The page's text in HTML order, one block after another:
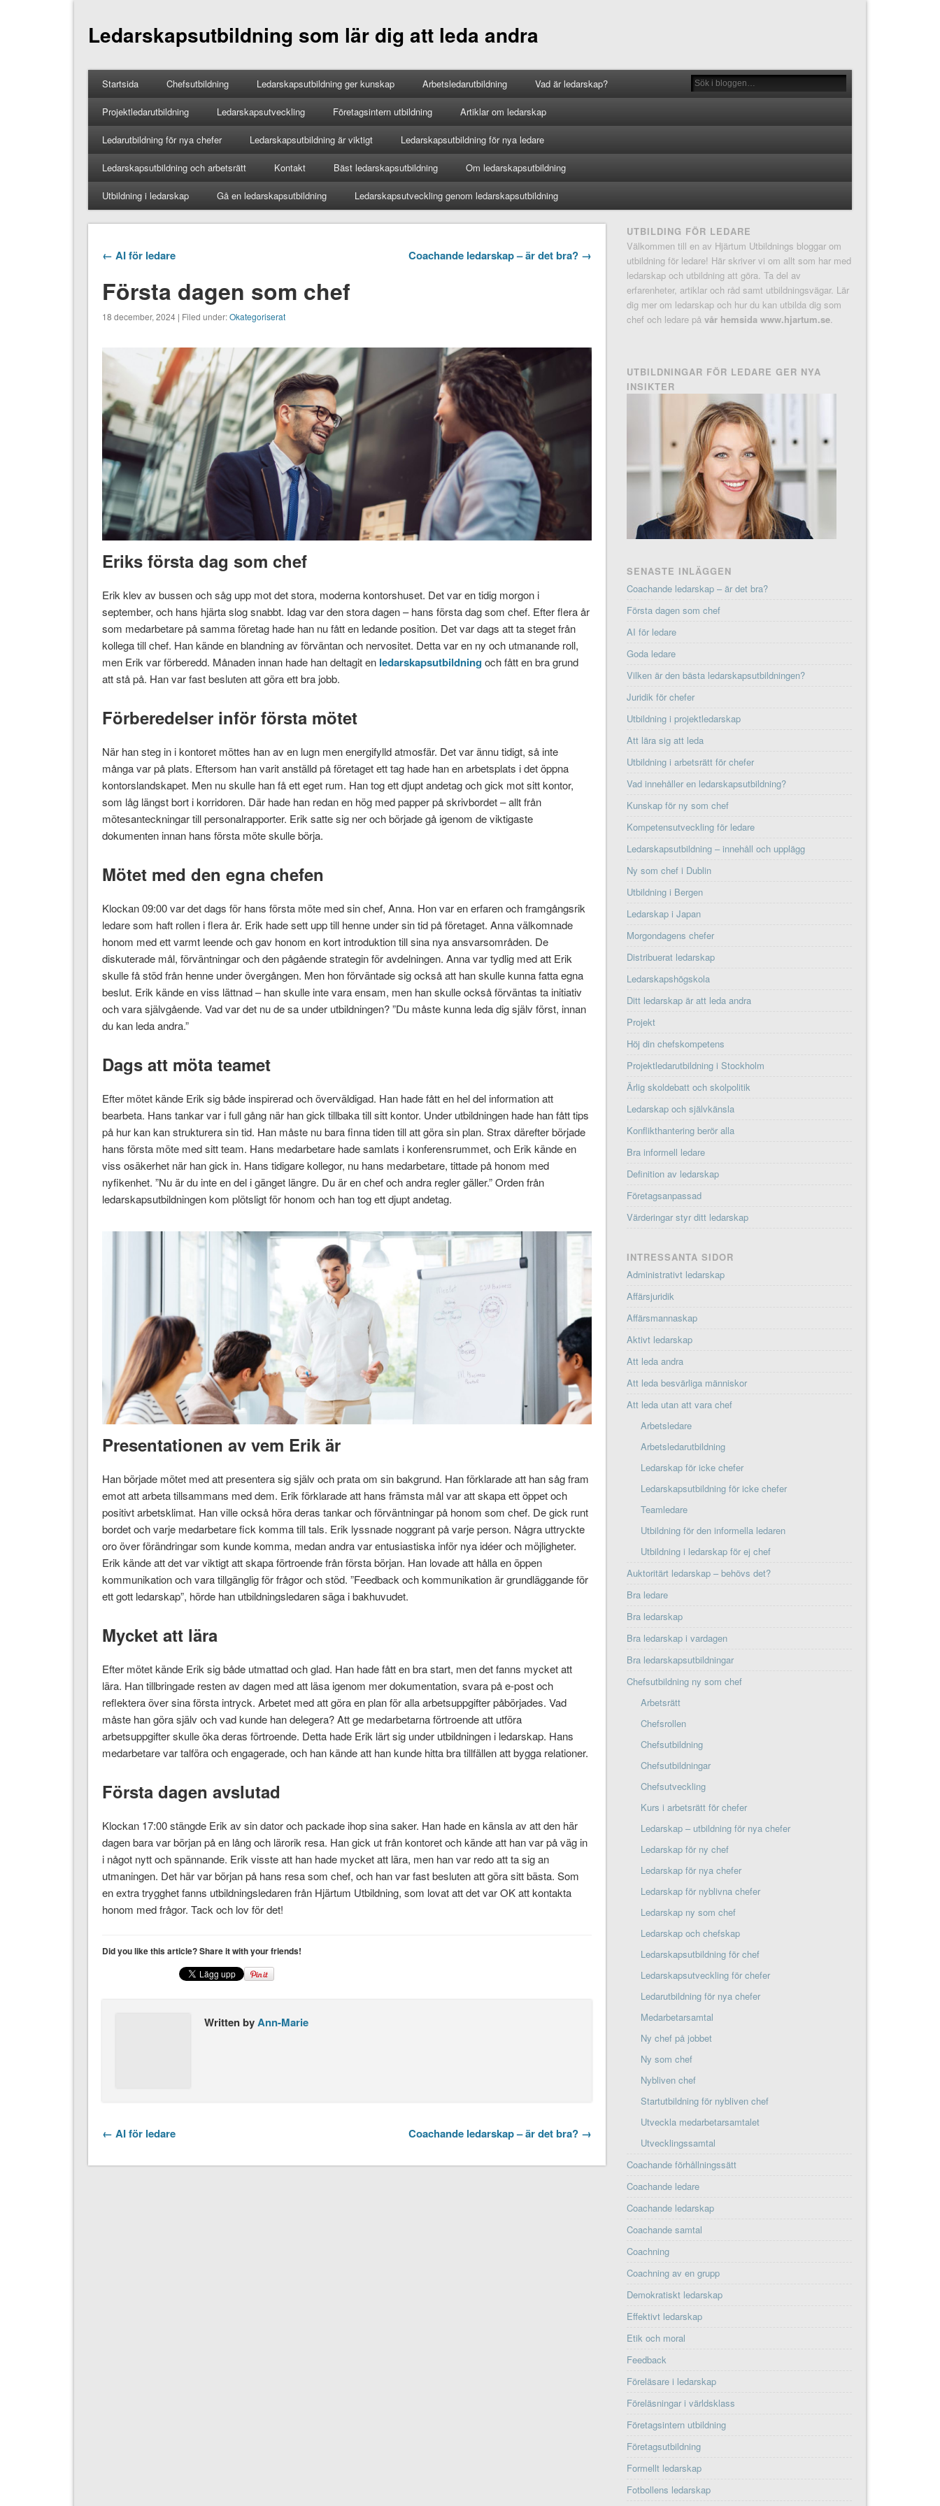
Ledarskapsutbildning som lär dig att leda andra
Startsida Chefsutbildning Ledarskapsutbildning ger kunskap Arbetsledarutbildning Vad är ledarskap?
Projektledarutbildning Ledarskapsutveckling Företagsintern utbildning Artiklar om ledarskap
Ledarutbildning för nya chefer Ledarskapsutbildning är viktigt Ledarskapsutbildning för nya ledare
Ledarskapsutbildning och arbetsrätt Kontakt Bäst ledarskapsutbildning Om ledarskapsutbildning
Utbildning i ledarskap Gå en ledarskapsutbildning Ledarskapsutveckling genom ledarskapsutbildning
← AI för ledare Coachande ledarskap – är det bra? →
Första dagen som chef
18 december, 2024 | Filed under:Okategoriserat
Eriks första dag som chef
Erik klev av bussen och såg upp mot det stora, moderna kontorshuset. Det var en tidig morgon i
september, och hans hjärta slog snabbt. Idag var den stora dagen – hans första dag som chef. Efter flera år
som medarbetare på samma företag hade han nu fått en ledande position. Det var dags att ta steget från
kollega till chef. Han kände en blandning av förväntan och nervositet. Detta var en ny och utmanande roll,
men Erik var förberedd. Månaden innan hade han deltagit en ledarskapsutbildningoch fått en bra grund
att stå på. Han var fast besluten att göra ett bra jobb.
Förberedelser inför första mötet
När han steg in i kontoret möttes han av en lugn men energifylld atmosfär. Det var ännu tidigt, så inte
många var på plats. Eftersom han varit anställd på företaget ett tag hade han en arbetsplats i det öppna
kontorslandskapet. Men nu skulle han få ett eget rum. Han tog ett djupt andetag och gick mot sitt kontor,
som låg längst bort i korridoren. Där hade han redan en hög med papper på skrivbordet – allt från
mötesanteckningar till personalrapporter. Erik satte sig ner och började gå igenom de viktigaste
dokumenten innan hans första möte skulle börja.
Mötet med den egna chefen
Klockan 09:00 var det dags för hans första möte med sin chef, Anna. Hon var en erfaren och framgångsrik
ledare som haft rollen i flera år. Erik hade sett upp till henne under sin tid på företaget. Anna välkomnade
honom med ett varmt leende och gav honom en kort introduktion till sina nya ansvarsområden. De
diskuterade mål, förväntningar och den pågående strategin för avdelningen. Anna var tydlig med att Erik
skulle få stöd från henne under övergången. Men hon förväntade sig också att han skulle kunna fatta egna
beslut. Erik kände en viss lättnad – han skulle inte vara ensam, men han skulle också förväntas ta initiativ
och vara självgående. Vad var det nu de sa under utbildningen? ”Du måste kunna leda dig själv först, innan
du kan leda andra.”
Dags att möta teamet
Efter mötet kände Erik sig både inspirerad och överväldigad. Han hade fått en hel del information att
bearbeta. Hans tankar var i full gång när han gick tillbaka till sitt kontor. Under utbildningen hade han fått tips
på hur kan kan strukturera sin tid. Han måste nu bara finna tiden till att göra sin plan. Strax därefter började
hans första möte med sitt team. Hans medarbetare hade samlats i konferensrummet, och Erik kände en
viss osäkerhet när han gick in. Hans tidigare kollegor, nu hans medarbetare, tittade på honom med
nyfikenhet. ”Nu är du inte en del i gänget längre. Du är en chef och andra regler gäller.” Orden från
ledarskapsutbildningen kom plötsligt för honom och han tog ett djupt andetag.
Presentationen av vem Erik är
Han började mötet med att presentera sig själv och prata om sin bakgrund. Han förklarade att han såg fram
emot att arbeta tillsammans med dem. Erik förklarade att hans främsta mål var att skapa ett öppet och
positivt arbetsklimat. Han ville också höra deras tankar och förväntningar på honom som chef. De gick runt
bordet och varje medarbetare fick komma till tals. Erik lyssnade noggrant på varje person. Några uttryckte
oro över förändringar som kunde komma, medan andra var entusiastiska inför nya idéer och möjligheter.
Erik kände att det var viktigt att skapa förtroende från första början. Han lovade att hålla en öppen
kommunikation och vara tillgänglig för frågor och stöd. ”Feedback och kommunikation är grundläggande för
ett gott ledarskap”, hörde han utbildningsledaren säga i bakhuvudet.
Mycket att lära
Efter mötet kände Erik sig både utmattad och glad. Han hade fått en bra start, men det fanns mycket att
lära. Han tillbringade resten av dagen med att läsa igenom mer dokumentation, svara på e-post och
reflektera över sina första intryck. Arbetet med att göra en plan för alla arbetsuppgifter påbörjades. Vad
måste han göra själv och vad kunde han delegera? Att ge medarbetarna förtroende att utföra
arbetsuppgifter skulle öka deras förtroende. Detta hade Erik lärt sig under utbildningen i ledarskap. Hans
medarbetare var talföra och engagerade, och han kände att han kunde hitta bra tillfällen att bygga relationer.
Första dagen avslutad
Klockan 17:00 stängde Erik av sin dator och packade ihop sina saker. Han hade en känsla av att den här
dagen bara var början på en lång och lärorik resa. Han gick ut från kontoret och kände att han var på väg in
i något nytt och spännande. Erik visste att han hade mycket att lära, men han var redo att ta sig an
utmaningen. Det här var början på hans resa som chef, och han var fast besluten att göra sitt bästa. Som
en extra trygghet fanns utbildningsledaren från Hjärtum Utbildning, som lovat att det var OK att kontakta
honom med frågor. Tack och lov för det!
Did you like this article? Share it with your friends!
Written byAnn-Marie
← AI för ledare Coachande ledarskap – är det bra? →
UTBILDING FÖR LEDARE
Välkommen till en av Hjärtum Utbildnings bloggar om
utbildning för ledare! Här skriver vi om allt som har med
ledarskap och utbildning att göra. Ta del av
erfarenheter, artiklar och råd samt utbildningsvägar. Lär
dig mer om ledarskap och hur du kan utbilda dig som
chef och ledare påvår hemsida www.hjartum.se.
UTBILDNINGAR FÖR LEDARE GER NYA
INSIKTER
SENASTE INLÄGGEN
Coachande ledarskap – är det bra?
Första dagen som chef
AI för ledare
Goda ledare
Vilken är den bästa ledarskapsutbildningen?
Juridik för chefer
Utbildning i projektledarskap
Att lära sig att leda
Utbildning i arbetsrätt för chefer
Vad innehåller en ledarskapsutbildning?
Kunskap för ny som chef
Kompetensutveckling för ledare
Ledarskapsutbildning – innehåll och upplägg
Ny som chef i Dublin
Utbildning i Bergen
Ledarskap i Japan
Morgondagens chefer
Distribuerat ledarskap
Ledarskapshögskola
Ditt ledarskap är att leda andra
Projekt
Höj din chefskompetens
Projektledarutbildning i Stockholm
Ärlig skoldebatt och skolpolitik
Ledarskap och självkänsla
Konflikthantering berör alla
Bra informell ledare
Definition av ledarskap
Företagsanpassad
Värderingar styr ditt ledarskap
INTRESSANTA SIDOR
Administrativt ledarskap
Affärsjuridik
Affärsmannaskap
Aktivt ledarskap
Att leda andra
Att leda besvärliga människor
Att leda utan att vara chef
Arbetsledare
Arbetsledarutbildning
Ledarskap för icke chefer
Ledarskapsutbildning för icke chefer
Teamledare
Utbildning för den informella ledaren
Utbildning i ledarskap för ej chef
Auktoritärt ledarskap – behövs det?
Bra ledare
Bra ledarskap
Bra ledarskap i vardagen
Bra ledarskapsutbildningar
Chefsutbildning ny som chef
Arbetsrätt
Chefsrollen
Chefsutbildning
Chefsutbildningar
Chefsutveckling
Kurs i arbetsrätt för chefer
Ledarskap – utbildning för nya chefer
Ledarskap för ny chef
Ledarskap för nya chefer
Ledarskap för nyblivna chefer
Ledarskap ny som chef
Ledarskap och chefskap
Ledarskapsutbildning för chef
Ledarskapsutveckling för chefer
Ledarutbildning för nya chefer
Medarbetarsamtal
Ny chef på jobbet
Ny som chef
Nybliven chef
Startutbildning för nybliven chef
Utveckla medarbetarsamtalet
Utvecklingssamtal
Coachande förhållningssätt
Coachande ledare
Coachande ledarskap
Coachande samtal
Coachning
Coachning av en grupp
Demokratiskt ledarskap
Effektivt ledarskap
Etik och moral
Feedback
Föreläsare i ledarskap
Föreläsningar i världsklass
Företagsintern utbildning
Företagsutbildning
Formellt ledarskap
Fotbollens ledarskap